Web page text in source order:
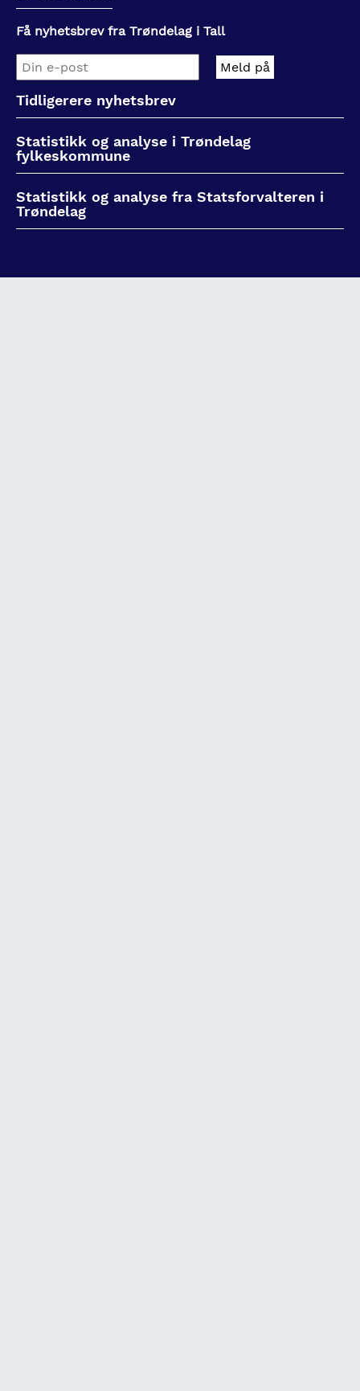
Få nyhetsbrev fra Trøndelag i Tall
Tidligerere nyhetsbrev
Statistikk og analyse i Trøndelag
fylkeskommune
Statistikk og analyse fra Statsforvalteren i
Trøndelag